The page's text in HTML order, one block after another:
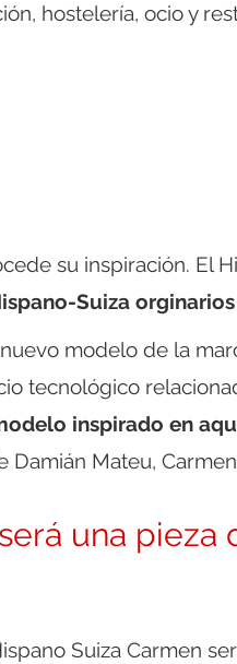
hostelería, ocio y
su inspiración. El
Suiza
modelo de la
tecnológico
inspirado en
Mateu,
una
Suiza Carmen